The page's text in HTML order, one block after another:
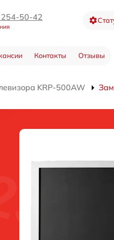
254-50-42
Контакты Отзывы
KRP-500AW